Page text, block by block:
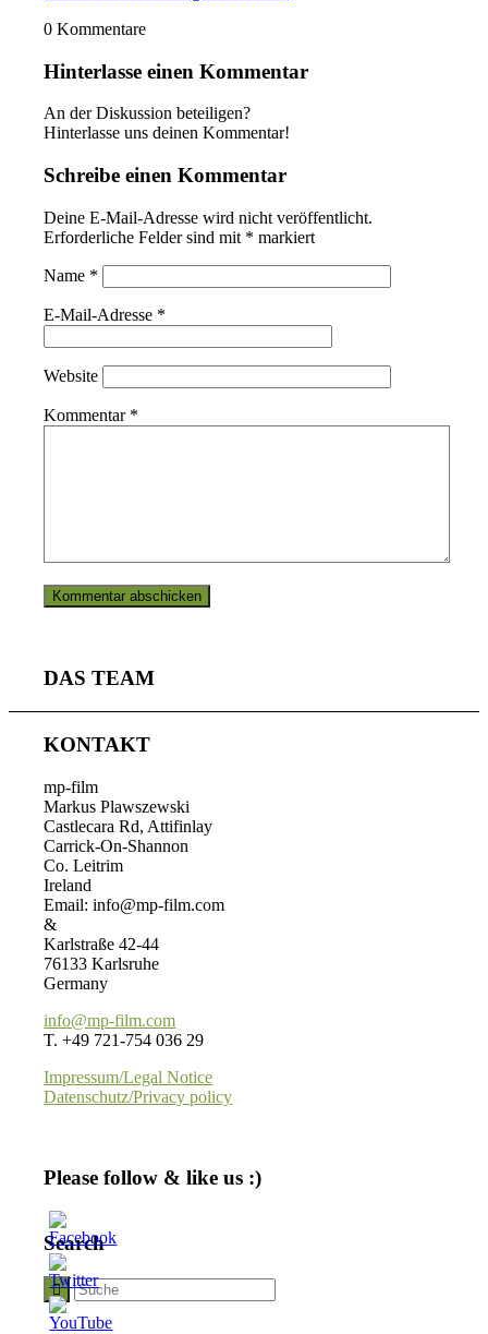
0 Kommentare
Hinterlasse einen Kommentar
An der Diskussion beteiligen?
Hinterlasse uns deinen Kommentar!
Schreibe einen Kommentar
Deine E-Mail-Adresse wird nicht veröffentlicht.
Erforderliche Felder sind mit * markiert
Name *
E-Mail-Adresse *
Website
Kommentar *
DAS TEAM
KONTAKT
mp-film
Markus Plawszewski
Castlecara Rd, Attifinlay
Carrick-On-Shannon
Co. Leitrim
Ireland
Email: info@mp-film.com
&
Karlstraße 42-44
76133 Karlsruhe
Germany
info@mp-film.com
T. +49 721-754 036 29
Impressum/Legal Notice
Datenschutz/Privacy policy
Please follow & like us :)
Search